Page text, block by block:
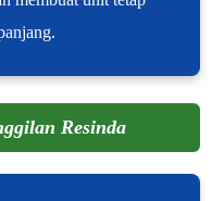
Resinda